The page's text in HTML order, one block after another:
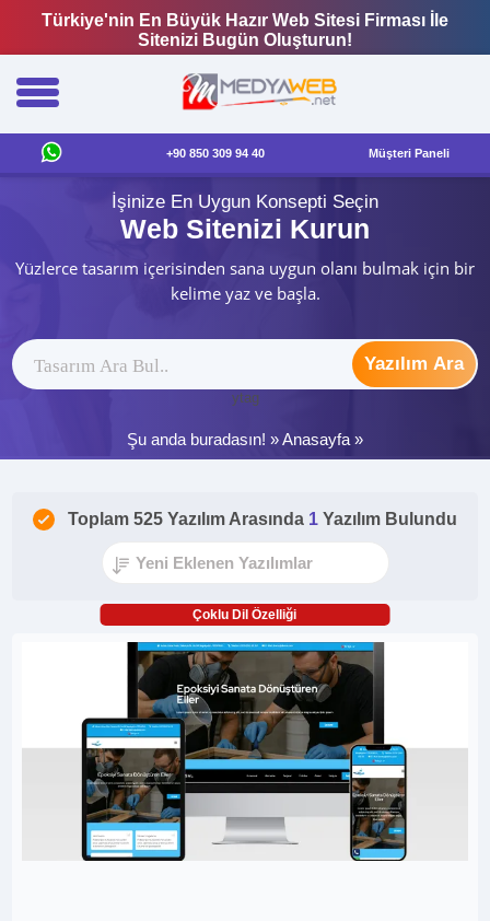
Türkiye'nin En Büyük Hazır Web Sitesi Firması İle
Sitenizi Bugün Oluşturun!
+90 850 309 94 40 Müşteri Paneli
İşinize En Uygun Konsepti Seçin
Web Sitenizi Kurun
Yüzlerce tasarım içerisinden sana uygun olanı bulmak için bir
kelime yaz ve başla.
Yazılım Ara
ytag
Şu anda buradasın! »Anasayfa »
Toplam 525 Yazılım Arasında 1 Yazılım Bulundu
Çoklu Dil Özelliği